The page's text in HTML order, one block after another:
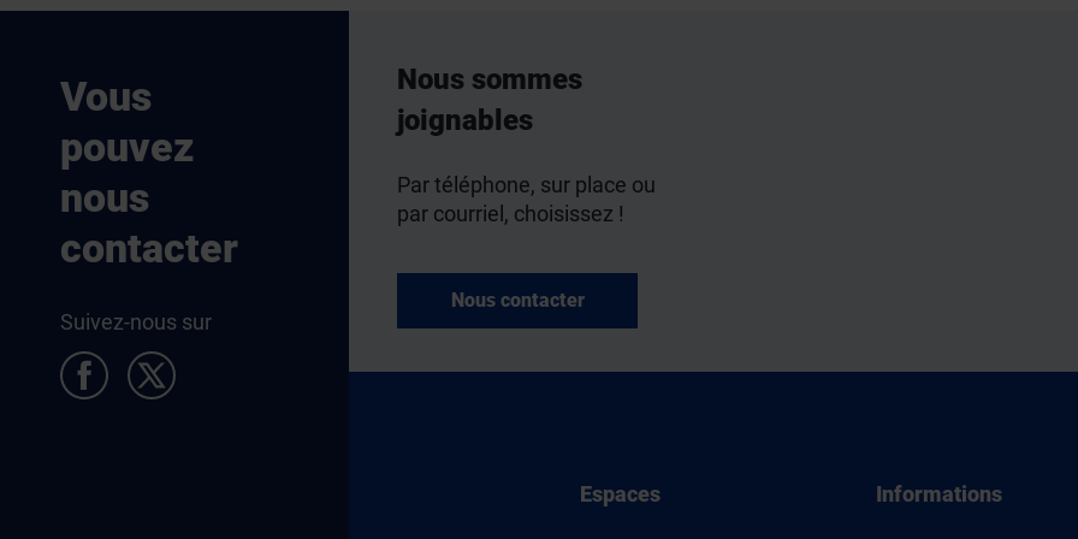
Vous
pouvez
nous
contacter
Suivez-nous sur
Nous sommes
joignables
Par téléphone, sur place ou
par courriel, choisissez !
Nous contacter
Espaces Informations